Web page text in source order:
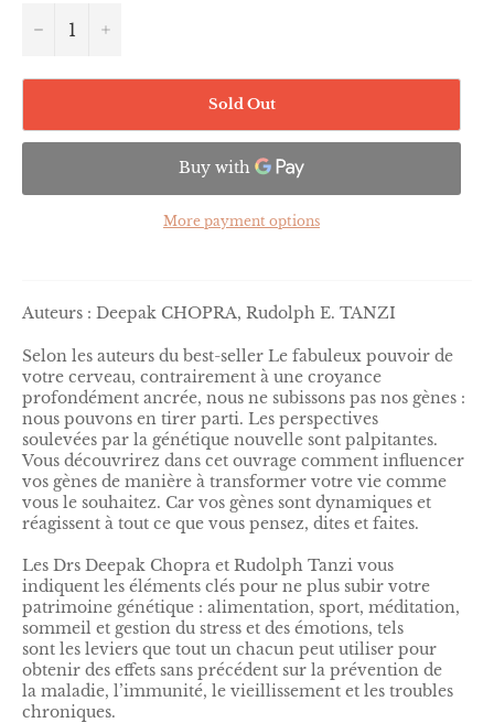
− +
Sold Out
More payment options
Auteurs : Deepak CHOPRA, Rudolph E. TANZI
Selon les auteurs du best-seller Le fabuleux pouvoir de
votre cerveau, contrairement à une croyance
profondément ancrée, nous ne subissons pas nos gènes :
nous pouvons en tirer parti. Les perspectives
soulevées par la génétique nouvelle sont palpitantes.
Vous découvrirez dans cet ouvrage comment influencer
vos gènes de manière à transformer votre vie comme
vous le souhaitez. Car vos gènes sont dynamiques et
réagissent à tout ce que vous pensez, dites et faites.
Les Drs Deepak Chopra et Rudolph Tanzi vous
indiquent les éléments clés pour ne plus subir votre
patrimoine génétique : alimentation, sport, méditation,
sommeil et gestion du stress et des émotions, tels
sont les leviers que tout un chacun peut utiliser pour
obtenir des effets sans précédent sur la prévention de
la maladie, l’immunité, le vieillissement et les troubles
chroniques.